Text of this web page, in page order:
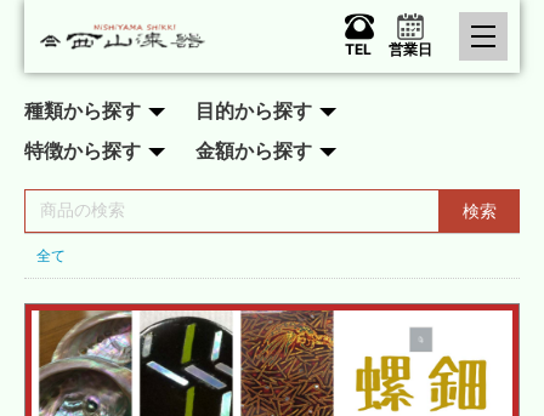
TEL 営業日
種類から探す
目的から探す
特徴から探す
金額から探す
検索
全て